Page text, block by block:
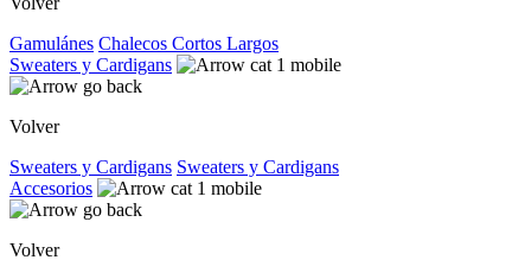
Gamulánes Chalecos Cortos Largos
Sweaters y Cardigans
Volver
Sweaters y Cardigans Sweaters y Cardigans
Accesorios
Volver